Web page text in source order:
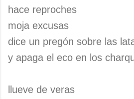
hace reproches
moja excusas
dice un pregón sobre las
y apaga el eco en los
llueve de veras